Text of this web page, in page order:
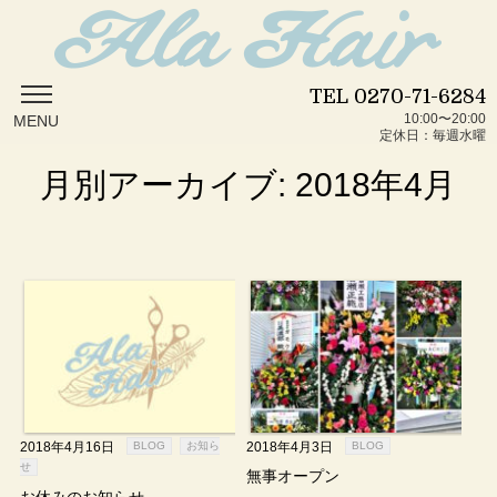
MENU
TEL 0270-71-6284
10:00〜20:00
定休日：毎週水曜
月別アーカイブ: 2018年4月
2018年4月16日 BLOG
お知ら
せ
2018年4月3日 BLOG
無事オープン